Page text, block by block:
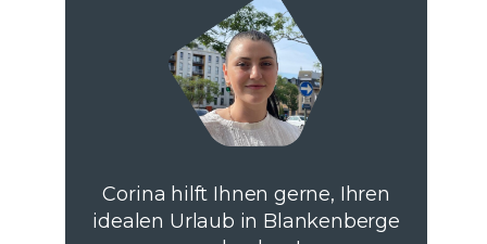
Corina hilft Ihnen gerne, Ihren
idealen Urlaub in Blankenberge